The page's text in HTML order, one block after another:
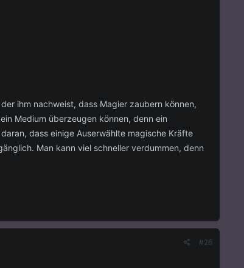
ihm nachweist, dass Magier zaubern können,
Medium überzeugen können, denn ein
dass einige Auserwählte magische Kräfte
Man kann viel schneller verdummen, denn
#26